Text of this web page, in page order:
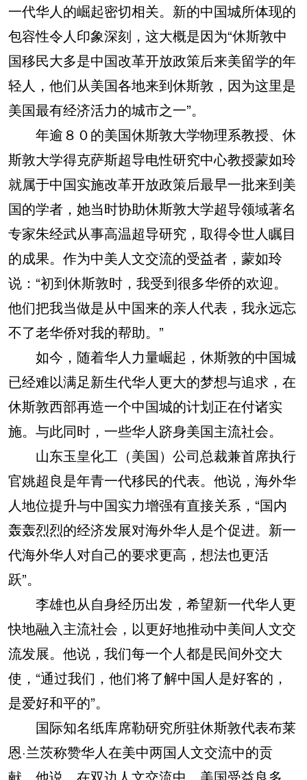
一代华人的崛起密切相关。新的中国城所体现的
包容性令人印象深刻，这大概是因为“休斯敦中
国移民大多是中国改革开放政策后来美留学的年
轻人，他们从美国各地来到休斯敦，因为这里是
美国最有经济活力的城市之一”。
年逾８０的美国休斯敦大学物理系教授、休
斯敦大学得克萨斯超导电性研究中心教授蒙如玲
就属于中国实施改革开放政策后最早一批来到美
国的学者，她当时协助休斯敦大学超导领域著名
专家朱经武从事高温超导研究，取得令世人瞩目
的成果。作为中美人文交流的受益者，蒙如玲
说：“初到休斯敦时，我受到很多华侨的欢迎。
他们把我当做是从中国来的亲人代表，我永远忘
不了老华侨对我的帮助。”
如今，随着华人力量崛起，休斯敦的中国城
已经难以满足新生代华人更大的梦想与追求，在
休斯敦西部再造一个中国城的计划正在付诸实
施。与此同时，一些华人跻身美国主流社会。
山东玉皇化工（美国）公司总裁兼首席执行
官姚超良是年青一代移民的代表。他说，海外华
人地位提升与中国实力增强有直接关系，“国内
轰轰烈烈的经济发展对海外华人是个促进。新一
代海外华人对自己的要求更高，想法也更活
跃”。
李雄也从自身经历出发，希望新一代华人更
快地融入主流社会，以更好地推动中美间人文交
流发展。他说，我们每一个人都是民间外交大
使，“通过我们，他们将了解中国人是好客的，
是爱好和平的”。
国际知名纸库席勒研究所驻休斯敦代表布莱
恩·兰茨称赞华人在美中两国人文交流中的贡